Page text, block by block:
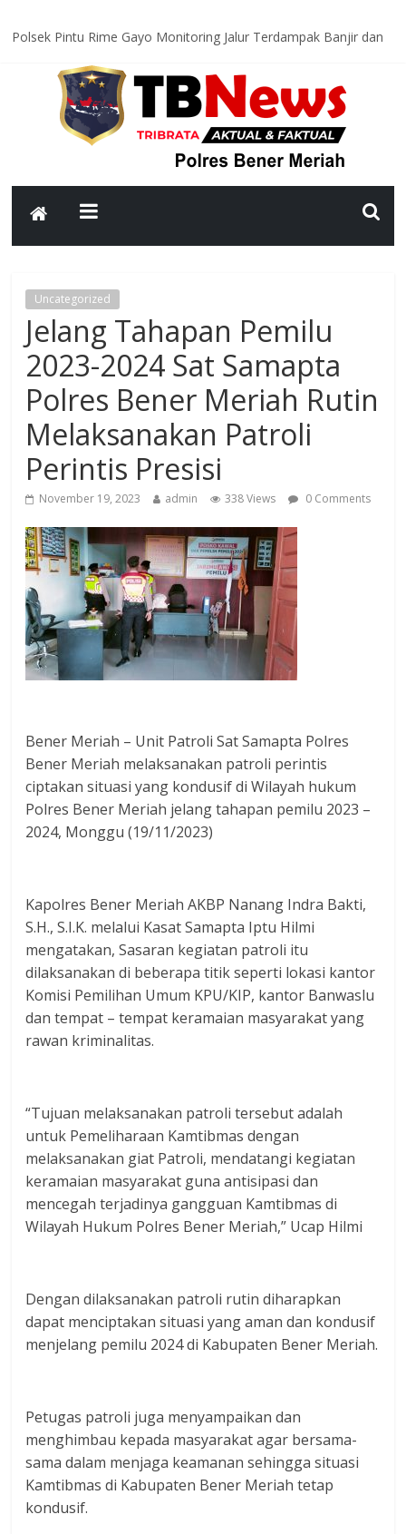
Polsek Pintu Rime Gayo Monitoring Jalur Terdampak Banjir dan
Latih Kemampuan Personel, Satsamapta Polres Bener Meriah
Gelar Latihan Dalmas Awal
Satreskrim Polres Bener Meriah Limpahkan Tersangka dan
Barang Bukti Kasus Kekerasan terhadap Anak ke Kejaksaan
Polsek Mesidah Tingkatkan Patroli Dialogis, Ajak Warga
Lampahan Perkuat Kamtibmas dan Waspadai Cuaca Ekstrem
Uncategorized
Jelang Tahapan Pemilu
2023-2024 Sat Samapta
Polres Bener Meriah Rutin
Melaksanakan Patroli
Perintis Presisi
November 19, 2023 admin 338 Views 0 Comments
Bener Meriah – Unit Patroli Sat Samapta Polres
Bener Meriah melaksanakan patroli perintis
ciptakan situasi yang kondusif di Wilayah hukum
Polres Bener Meriah jelang tahapan pemilu 2023 –
2024, Monggu (19/11/2023)
Kapolres Bener Meriah AKBP Nanang Indra Bakti,
S.H., S.I.K. melalui Kasat Samapta Iptu Hilmi
mengatakan, Sasaran kegiatan patroli itu
dilaksanakan di beberapa titik seperti lokasi kantor
Komisi Pemilihan Umum KPU/KIP, kantor Banwaslu
dan tempat – tempat keramaian masyarakat yang
rawan kriminalitas.
“Tujuan melaksanakan patroli tersebut adalah
untuk Pemeliharaan Kamtibmas dengan
melaksanakan giat Patroli, mendatangi kegiatan
keramaian masyarakat guna antisipasi dan
mencegah terjadinya gangguan Kamtibmas di
Wilayah Hukum Polres Bener Meriah,” Ucap Hilmi
Dengan dilaksanakan patroli rutin diharapkan
dapat menciptakan situasi yang aman dan kondusif
menjelang pemilu 2024 di Kabupaten Bener Meriah.
Petugas patroli juga menyampaikan dan
menghimbau kepada masyarakat agar bersama-
sama dalam menjaga keamanan sehingga situasi
Kamtibmas di Kabupaten Bener Meriah tetap
kondusif.